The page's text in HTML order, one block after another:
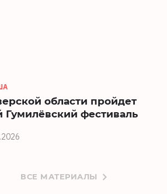
области пройдет
Гумилёвский фестиваль
ВСЕ МАТЕРИАЛЫ